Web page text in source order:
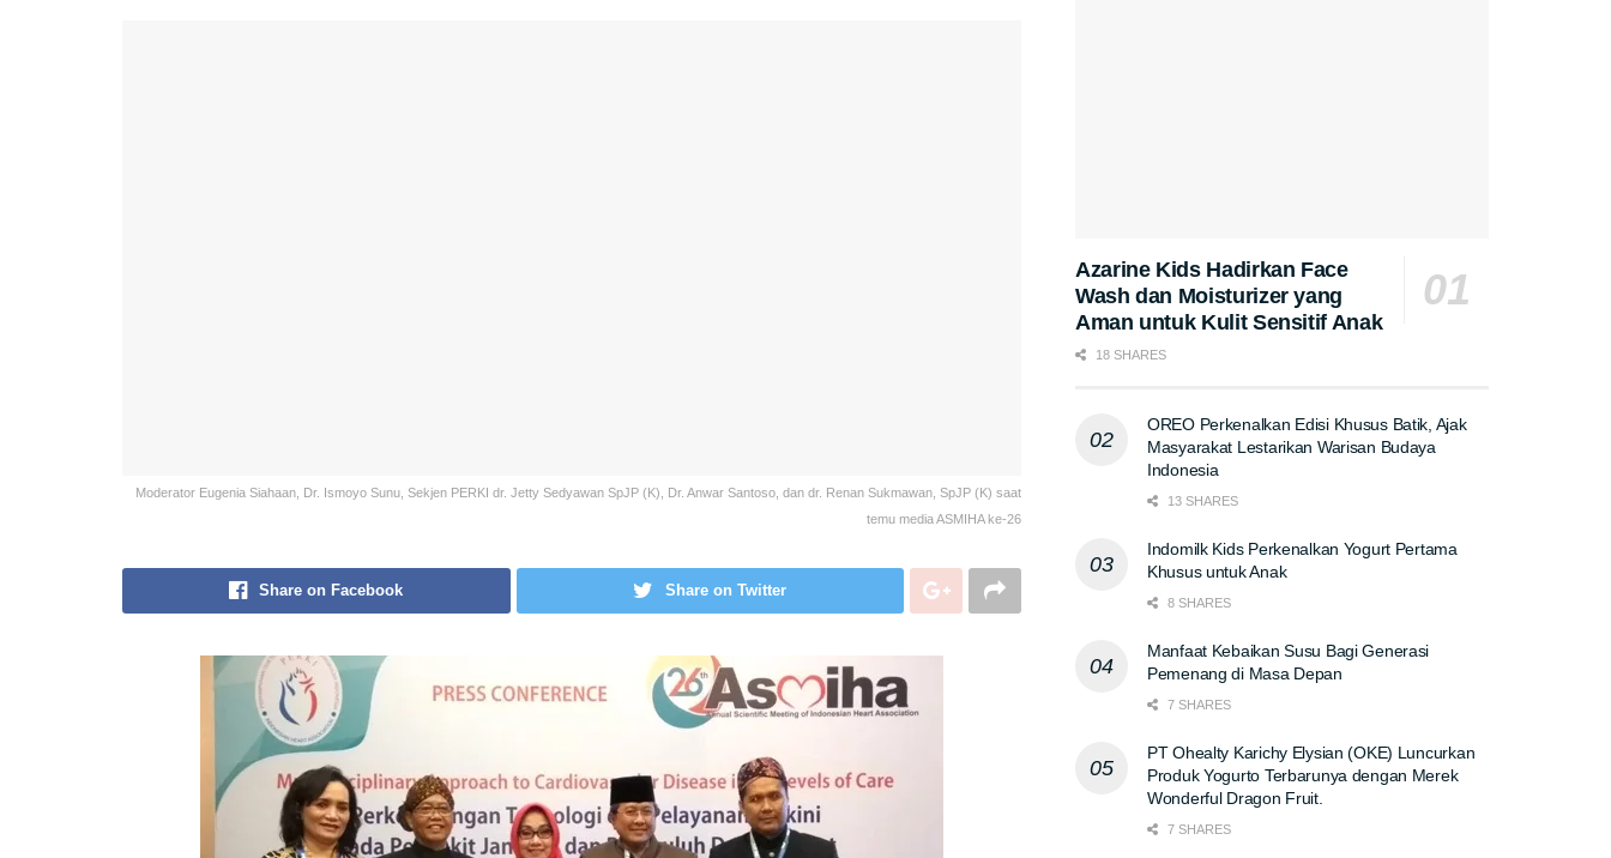
Moderator Eugenia Siahaan, Dr. Ismoyo Sunu, Sekjen PERKI dr. Jetty Sedyawan SpJP (K), Dr. Anwar Santoso, dan dr. Renan Sukmawan, SpJP (K) saat
temu media ASMIHA ke-26
Share on Facebook Share on Twitter
Azarine Kids Hadirkan Face
Wash dan Moisturizer yang
Aman untuk Kulit Sensitif Anak
18 SHARES
OREO Perkenalkan Edisi Khusus Batik, Ajak
Masyarakat Lestarikan Warisan Budaya
Indonesia
13 SHARES
Indomilk Kids Perkenalkan Yogurt Pertama
Khusus untuk Anak
8 SHARES
Manfaat Kebaikan Susu Bagi Generasi
Pemenang di Masa Depan
7 SHARES
PT Ohealty Karichy Elysian (OKE) Luncurkan
Produk Yogurto Terbarunya dengan Merek
Wonderful Dragon Fruit.
7 SHARES